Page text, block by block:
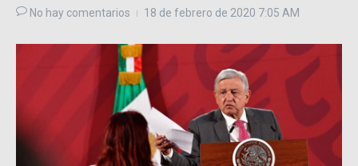
No hay comentarios 18 de febrero de 2020 7:05 AM